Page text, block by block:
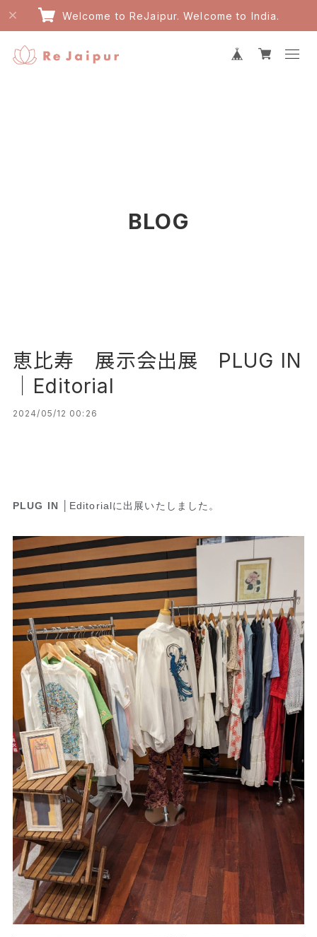
Welcome to ReJaipur. Welcome to India.
BLOG
恵比寿 展示会出展 PLUG IN
│Editorial
2024/05/12 00:26
PLUG IN │Editorialに出展いたしました。